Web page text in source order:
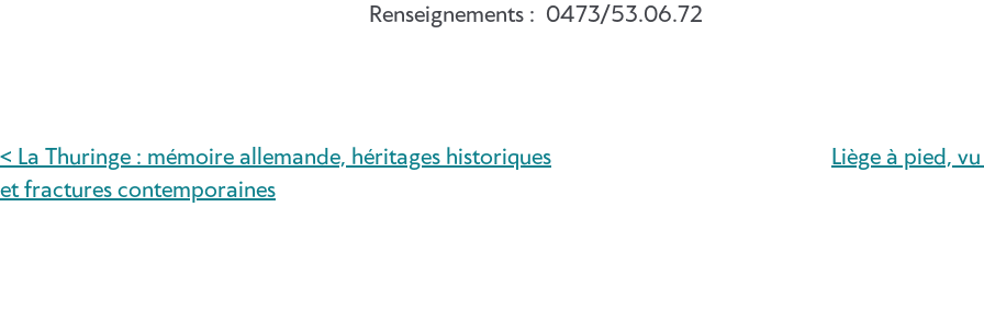
Renseignements : 0473/53.06.72
NAVIGATION
< La Thuringe : mémoire allemande, héritages historiques
et fractures contemporaines
Liège à pied,